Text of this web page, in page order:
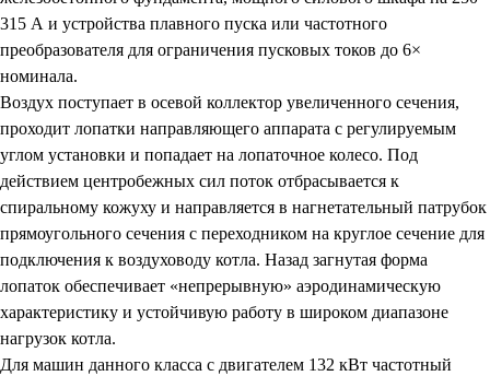
315 А и устройства плавного пуска или частотного
преобразователя для ограничения пусковых токов до 6×
номинала.
Воздух поступает в осевой коллектор увеличенного сечения,
проходит лопатки направляющего аппарата с регулируемым
углом установки и попадает на лопаточное колесо. Под
действием центробежных сил поток отбрасывается к
спиральному кожуху и направляется в нагнетательный патрубок
прямоугольного сечения с переходником на круглое сечение для
подключения к воздуховоду котла. Назад загнутая форма
лопаток обеспечивает «непрерывную» аэродинамическую
характеристику и устойчивую работу в широком диапазоне
нагрузок котла.
Для машин данного класса с двигателем 132 кВт частотный